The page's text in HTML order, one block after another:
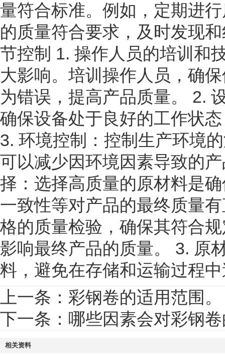
量符合标准。例如，定期进
的质量符合要求，及时发现
节控制 1. 操作人员的培训和
大影响。培训操作人员，确
为错误，提高产品质量。 2.
确保设备处于良好的工作状
3. 环境控制：控制生产环境
可以减少因环境因素导致的
择：选择高质量的原材料是
一致性等对产品的最终质量
格的质量检验，确保其符合
影响最终产品的质量。 3. 原
料，避免在存储和运输过程
上一条： 彩钢卷的适用范围。
下一条： 哪些因素会对彩钢
相关资料